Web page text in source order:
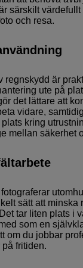
särskilt värdefullt
och resa.
regnskydd är
ute på
det lättare att
vidare,
kring
mellan säkerhet
sätt att minska
tar liten plats i
som en
om du jobbar
fritiden.